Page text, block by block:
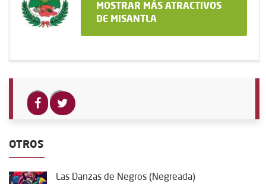
MOSTRAR MÁS ATRACTIVOS
DE MISANTLA
OTROS
Las Danzas de Negros (Negreada)